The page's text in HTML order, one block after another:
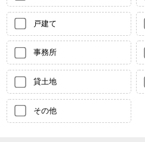
戸建て
事務所
貸土地
その他